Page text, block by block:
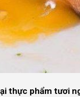
thực phẩm tươi